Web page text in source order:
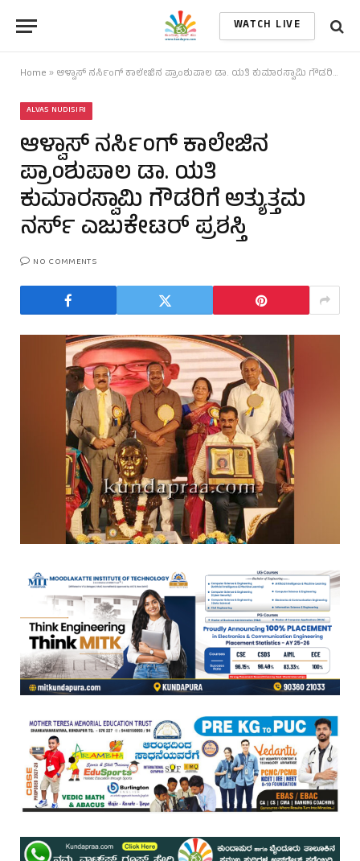
WATCH LIVE
Home » ಆಳ್ವಾಸ್ ನರ್ಸಿಂಗ್ ಕಾಲೇಜಿನ ಪ್ರಾಂಶುಪಾಲ ಡಾ. ಯತಿ ಕುಮಾರಸ್ವಾಮಿ ಗೌಡರಿಗೆ ಅತ್ಯುತ್ತಮ ನರ್ಸ್‌ ಎಜುಕೇಟರ್‌ ಪ್ರಶಸ್ತಿ
ALVAS NUDISIRI
ಆಳ್ವಾಸ್ ನರ್ಸಿಂಗ್ ಕಾಲೇಜಿನ
ಪ್ರಾಂಶುಪಾಲ ಡಾ. ಯತಿ
ಕುಮಾರಸ್ವಾಮಿ ಗೌಡರಿಗೆ ಅತ್ಯುತ್ತಮ
ನರ್ಸ್‌ ಎಜುಕೇಟರ್‌ ಪ್ರಶಸ್ತಿ
NO COMMENTS